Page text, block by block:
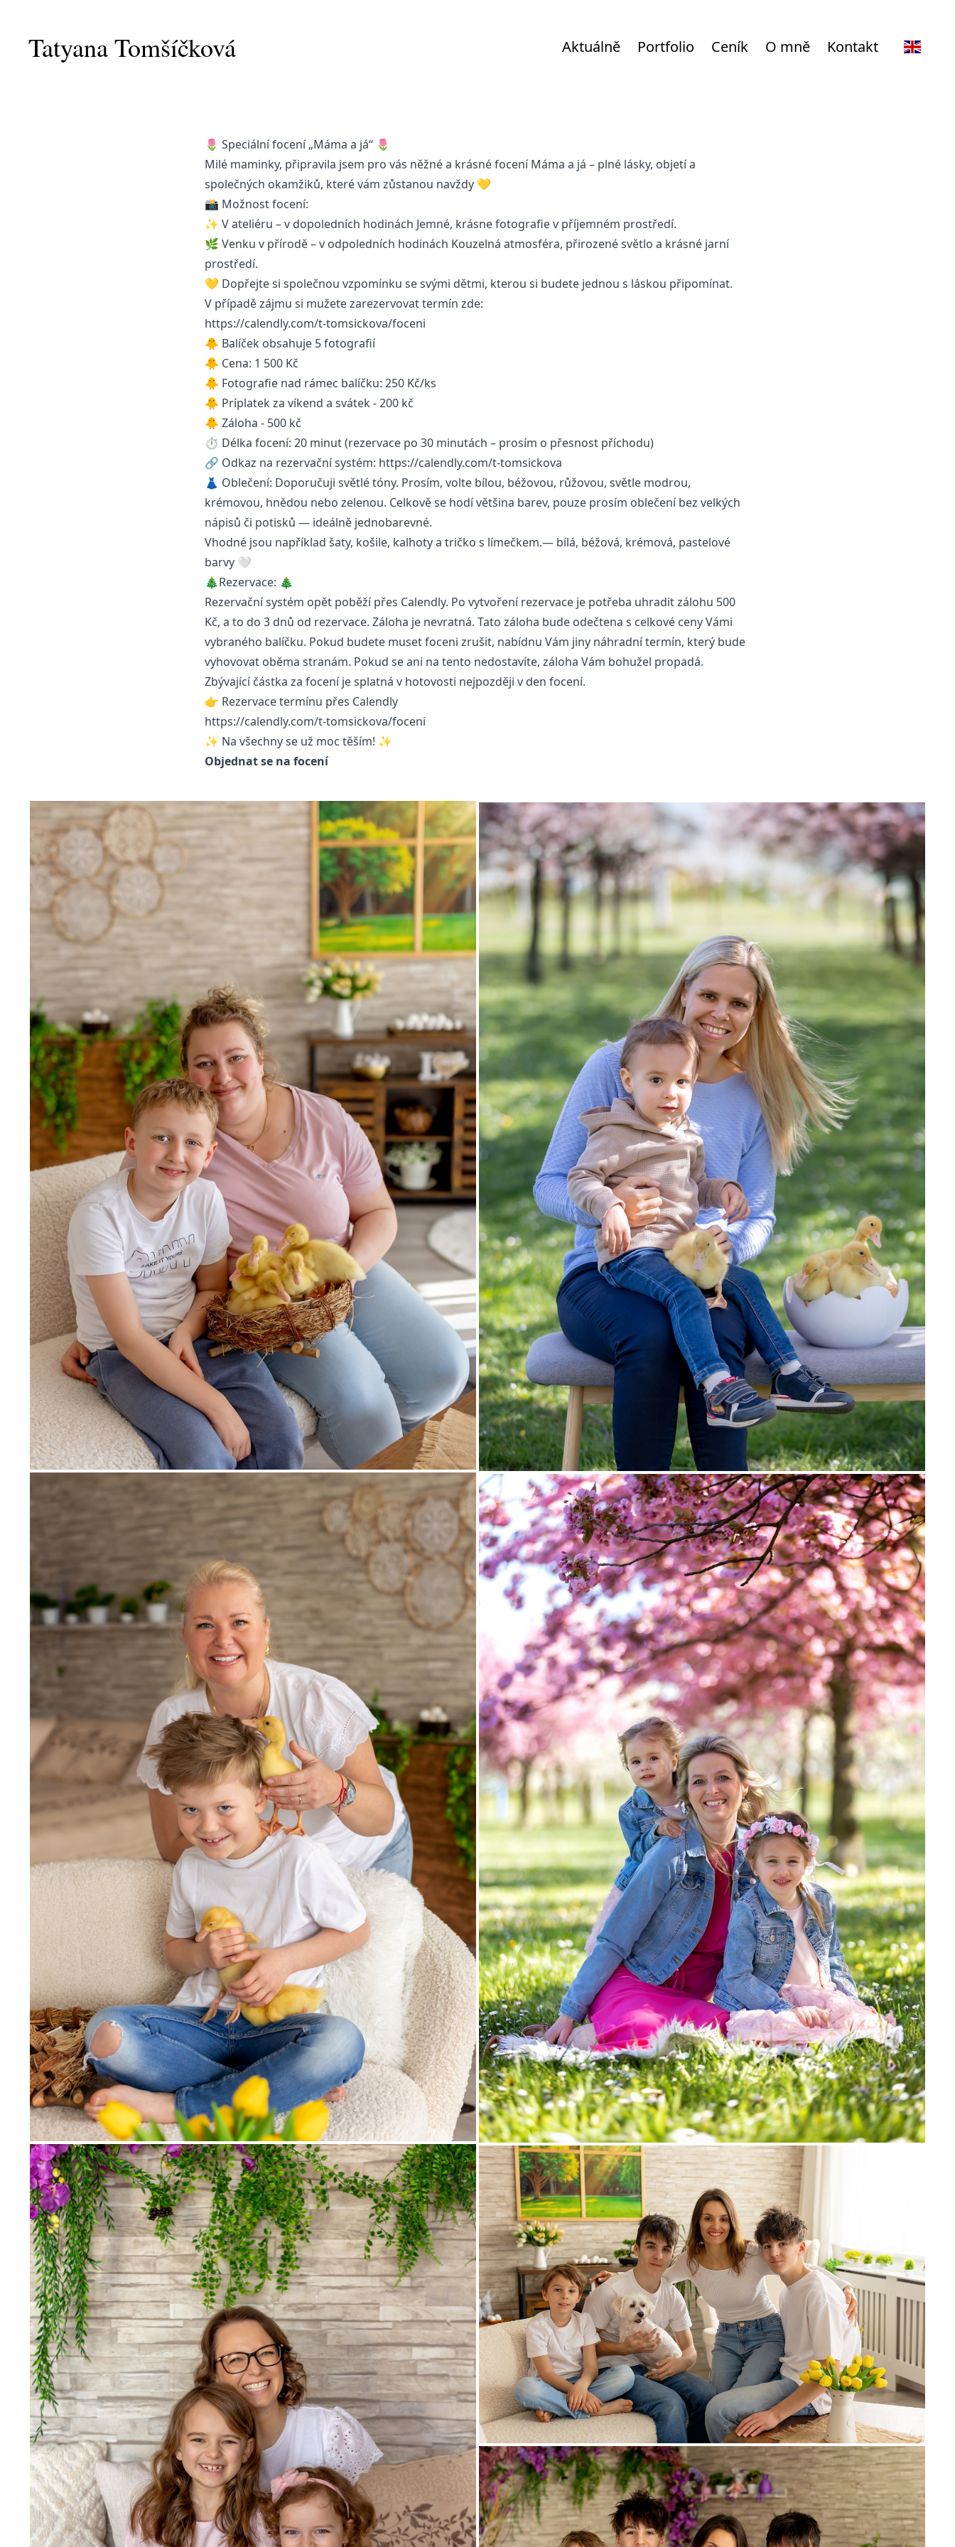
Tatyana Tomšíčková Aktuálně Portfolio Ceník O mně Kontakt
🌷 Speciální focení „Máma a já“ 🌷
Milé maminky, připravila jsem pro vás něžné a krásné focení Máma a já – plné lásky, objetí a
společných okamžiků, které vám zůstanou navždy 💛
📸 Možnost focení:
✨ V ateliéru – v dopoledních hodinách Jemné, krásne fotografie v příjemném prostředí.
🌿 Venku v přírodě – v odpoledních hodinách Kouzelná atmosféra, přirozené světlo a krásné jarní
prostředí.
💛 Dopřejte si společnou vzpomínku se svými dětmi, kterou si budete jednou s láskou připomínat.
V případě zájmu si mužete zarezervovat termín zde:
https://calendly.com/t-tomsickova/foceni
🐥 Balíček obsahuje 5 fotografií
🐥 Cena: 1 500 Kč
🐥 Fotografie nad rámec balíčku: 250 Kč/ks
🐥 Príplatek za víkend a svátek - 200 kč
🐥 Záloha - 500 kč
⏱ Délka focení: 20 minut (rezervace po 30 minutách – prosím o přesnost příchodu)
🔗 Odkaz na rezervační systém: https://calendly.com/t-tomsickova
👗 Oblečení: Doporučuji světlé tóny. Prosím, volte bílou, béžovou, růžovou, světle modrou,
krémovou, hnědou nebo zelenou. Celkově se hodí většina barev, pouze prosím oblečení bez velkých
nápisů či potisků — ideálně jednobarevné.
Vhodné jsou například šaty, košile, kalhoty a tričko s límečkem.— bílá, béžová, krémová, pastelové
barvy 🤍
🎄Rezervace: 🎄
Rezervační systém opět poběží přes Calendly. Po vytvoření rezervace je potřeba uhradit zálohu 500
Kč, a to do 3 dnů od rezervace. Záloha je nevratná. Tato záloha bude odečtena s celkové ceny Vámi
vybraného balíčku. Pokud budete muset foceni zrušit, nabídnu Vám jiny náhradní termín, který bude
vyhovovat oběma stranám. Pokud se ani na tento nedostavíte, záloha Vám bohužel propadá.
Zbývající částka za focení je splatná v hotovosti nejpozději v den focení.
👉 Rezervace termínu přes Calendly
https://calendly.com/t-tomsickova/foceni
✨ Na všechny se už moc těším! ✨
Objednat se na focení